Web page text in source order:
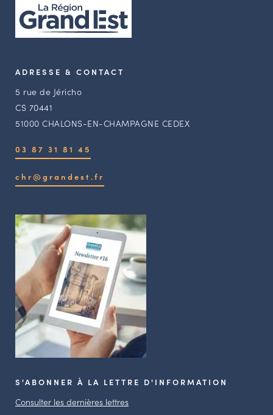
ADRESSE & CONTACT
5 rue de Jéricho
CS 70441
51000 CHALONS-EN-CHAMPAGNE CEDEX
03 87 31 81 45
chr@grandest.fr
S'ABONNER À LA LETTRE D'INFORMATION
Consulter les dernières lettres